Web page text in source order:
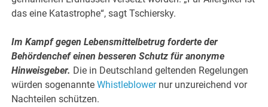
das eine Katastrophe“, sagt Tschiersky.
Im Kampf gegen Lebensmittelbetrug forderte der
Behördenchef einen besseren Schutz für anonyme
Hinweisgeber. Die in Deutschland geltenden Regelungen
würden sogenannteWhistleblower nur unzureichend vor
Nachteilen schützen.